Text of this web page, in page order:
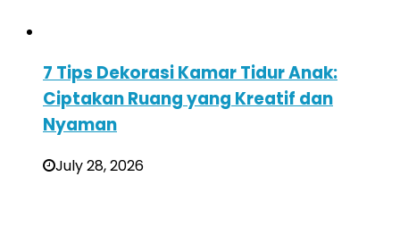
7 Tips Dekorasi Kamar Tidur Anak:
Ciptakan Ruang yang Kreatif dan
Nyaman
July 28, 2026